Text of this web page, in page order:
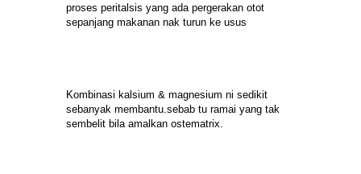
proses peritalsis yang ada pergerakan otot
sepanjang makanan nak turun ke usus
Kombinasi kalsium & magnesium ni sedikit
sebanyak membantu.sebab tu ramai yang tak
sembelit bila amalkan ostematrix.